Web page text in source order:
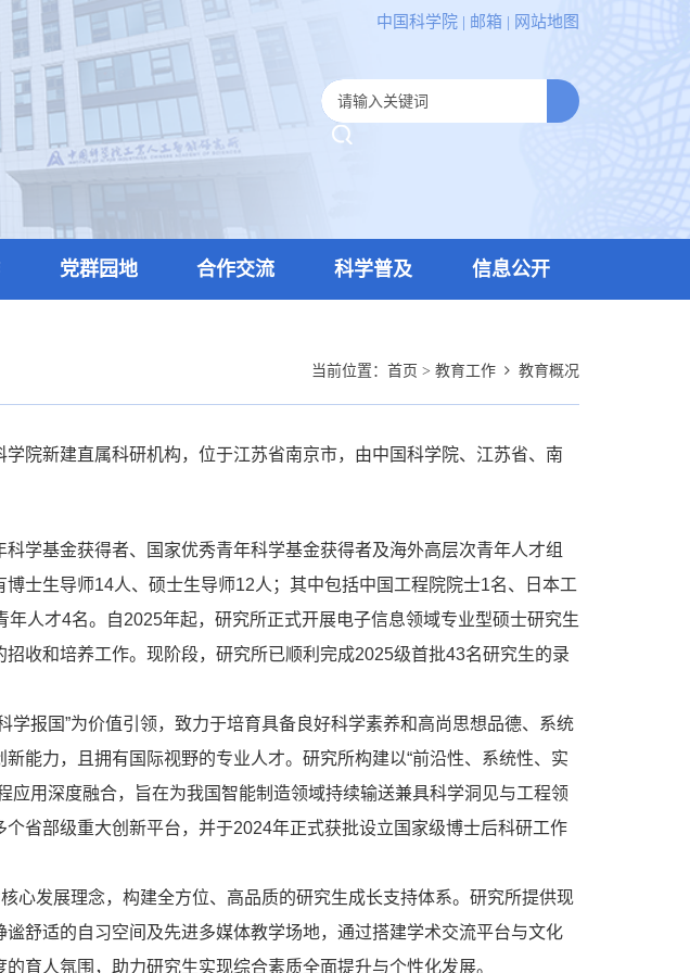
中国科学院 | 邮箱 | 网站地图
党群园地 合作交流 科学普及 信息公开
当前位置： 首页 > 教育工作 教育概况
院新建直属科研机构，位于江苏省南京市，由中国科学院、江苏省、南
学基金获得者、国家优秀青年科学基金获得者及海外高层次青年人才组
士生导师14人、硕士生导师12人；其中包括中国工程院院士1名、日本工
人才4名。自2025年起， 研究所正式开展电子信息领域专业型硕士研究生
收和培养工作。现阶段，研究所已顺利完成2025级首批43名研究生的录
学报国”为价值引领，致力于培育具备良好科学素养和高尚思想品德、系统
能力，且拥有国际视野的专业人才。研究所构建以“前沿性、系统性、实
应用深度融合，旨在为我国智能制造领域持续输送兼具科学洞见与工程领
个省部级重大创新平台，并于2024年正式获批设立国家级博士后科研工作
心发展理念，构建全方位、高品质的研究生成长支持体系。研究所提供现
舒适的自习空间及先进多媒体教学场地，通过搭建学术交流平台与文化
育人氛围，助力研究生实现综合素质全面提升与个性化发展。